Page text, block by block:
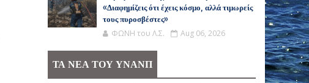
«Διαφημίζεις ότι έχεις κόσμο, αλλά τιμωρείς
τους πυροσβέστες»
ΦΩΝΗ του Λ.Σ. Aug 06, 2026
ΤΑ ΝΕΑ ΤΟΥ ΥΝΑΝΠ